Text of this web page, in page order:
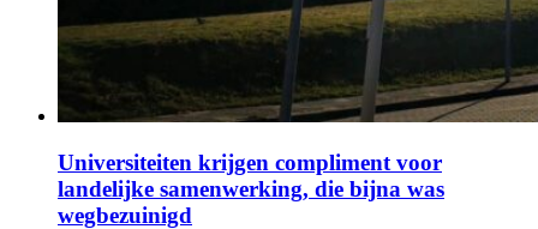
Universiteiten krijgen compliment voor
landelijke samenwerking, die bijna was
wegbezuinigd